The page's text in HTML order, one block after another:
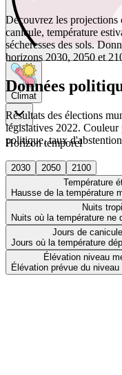
Climat
Horizon temporel
2030 2050
2100
Température
Hausse de la température
Nuits
Nuits où la température ne
Jours de canicule
Jours où la température
Élévation niveau
Élévation prévue du
Découvrez les projections
canicule, température
sécheresses des sols.
horizons 2030, 2050 et
Données
Résultats des élections
législatives 2022.
politique, taux